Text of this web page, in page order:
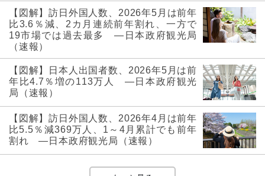
【図解】訪日外国人数、2026年5月は前年
比3.6％減、2カ月連続前年割れ、一方で
19市場では過去最多 ―日本政府観光局
（速報）
【図解】日本人出国者数、2026年5月は前
年比4.7％増の113万人 ―日本政府観光
局（速報）
【図解】訪日外国人数、2026年4月は前年
比5.5％減369万人、1～4月累計でも前年
割れ ―日本政府観光局（速報）